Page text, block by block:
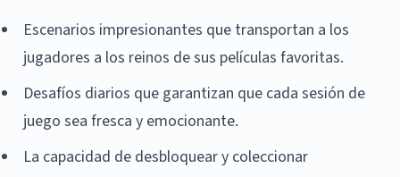
Escenarios impresionantes que transportan a los
jugadores a los reinos de sus películas favoritas.
Desafíos diarios que garantizan que cada sesión de
juego sea fresca y emocionante.
La capacidad de desbloquear y coleccionar